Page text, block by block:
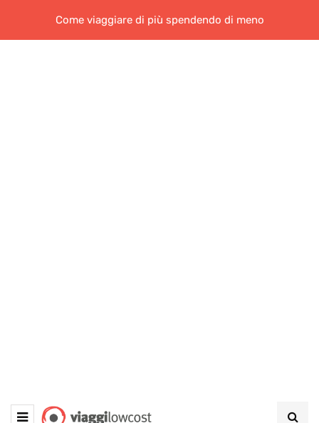
Come viaggiare di più spendendo di meno